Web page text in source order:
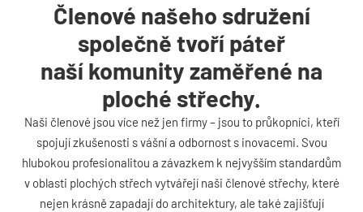
Členové našeho sdružení
společně tvoří páteř
naší komunity zaměřené na
ploché střechy.
Naši členové jsou více než jen firmy – jsou to průkopníci, kteří
spojují zkušenosti s vášní a odbornost s inovacemi. Svou
hlubokou profesionalitou a závazkem k nejvyšším standardům
v oblasti plochých střech vytvářejí naši členové střechy, které
nejen krásně zapadají do architektury, ale také zajišťují